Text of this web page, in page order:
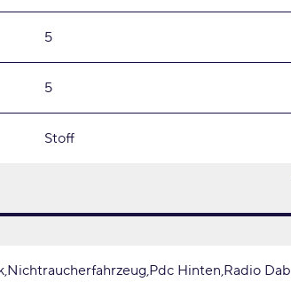
5
5
Stoff
Nichtraucherfahrzeug Pdc Hinten Radio Dab